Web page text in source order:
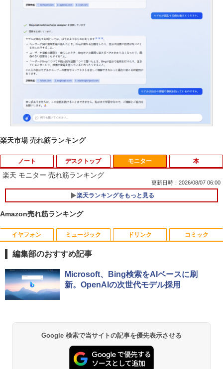
楽天市場 売れ筋ランキング
ノート
1
価格重視訳あり ノートパソコン Office付
き 店長おまかせ 東芝 富士通 NEC DELL
たはSSD128GB Windows11/10 OS選択
可 WiFi オフィス付き ノートPC 1ヶ月保
証 中古パソコン 中古ノートパソコン【中
古】
￥7,800
ク 訳あり】中古 ノートパソコン Lenovo
ThinkPad X390 第8世代 Core i5 8265U
メモリ8GB SSD 256GB PCIe Win11 Pro
13.3インチ フルHD WWAN LTE Webカ
メラ 指紋認証 顔認証 レノボ
デスクトップ
1
ポイント10倍 中古パソコン デスクトッ
プパソコン Windows 11【Office付】
D 120GB/DVD-ROM/送料無料【オプショ
ン色々有】
2
設 512GB SSD M.2 2242 最大8TB Wind
ows11 Pro mini pc 4.1GHz WIFI6 BT5.
2 小型PC VESA対応 ミニパソコン 2画面
高性能 みにpc nucbox 省エネ デスクト
ップPC
モニター
楽天 モニター 売れ筋ランキング
更新日時：2026/08/07 06:00
楽天ランキングをもっと見る
本
1
Aランクパーティを離脱した俺は、元教
え子たちと迷宮深部を目指す。（13）
【電子書籍】[ ユーリ ]
￥792
￥792
Amazon売れ筋ランキング
イヤフォン
Anker Soundcore P40i オフホワイト
￥7,990
Anker Soundcore P31i ブラック
￥5,990
ミュージック
BRUCE WAYNE feat. Flo Milli, ATL Jacob
[Explicit]
BRUCE WAYNE feat. Flo Milli, ATL Jacob
￥250
ドリンク
【Amazon.co.jp限定】 い・ろ・は・す 2L P
ET ラベルレス ×8本
by Amazon 天然水 ラベルレス 500ml ×24本
ウォーター ペットボトル 静岡県産 500ミリリ
ットル (Smart Basic)
コミック
薬屋のひとりごと 17巻 (デジタル版ビッグガ
ンガンコミックス)
異世界居酒屋「のぶ」(22) (角川コミックス・
￥832
編集部のおすすめ記事
Microsoft、Bing検索をAIベースに刷
新。OpenAIの次世代モデル採用
Google 検索で当サイトの記事を優先表示させる